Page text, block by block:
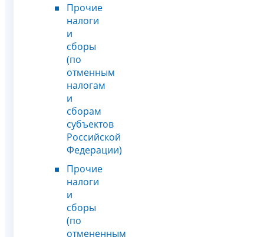
Прочие
налоги
и
сборы
(по
отменным
налогам
и
сборам
субъектов
Российской
Федерации)
Прочие
налоги
и
сборы
(по
отмененным